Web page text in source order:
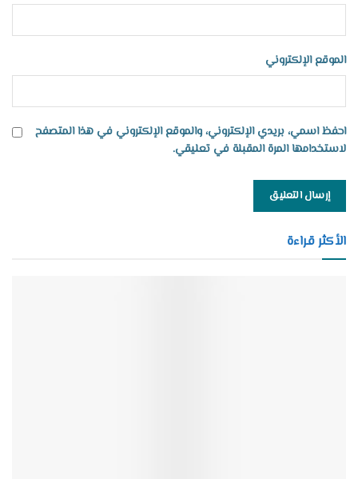
الموقع الإلكتروني
احفظ اسمي، بريدي الإلكتروني، والموقع الإلكتروني في هذا المتصفح
لاستخدامها المرة المقبلة في تعليقي.
الأكثر قراءة